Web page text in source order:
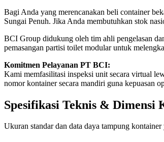
Bagi Anda yang merencanakan beli container
Sungai Penuh. Jika Anda membutuhkan stok
BCI Group didukung oleh tim ahli pengelasan
pemasangan partisi toilet modular untuk
Komitmen Pelayanan PT BCI:
Kami memfasilitasi inspeksi unit secara virtual
nomor kontainer secara mandiri guna kepuasan
Spesifikasi Teknis & Dimensi
Ukuran standar dan data daya tampung